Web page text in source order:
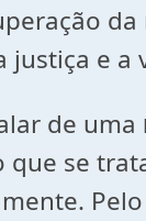
e a
de uma
se